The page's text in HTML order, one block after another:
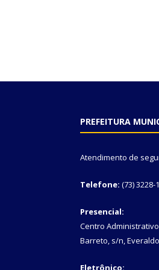
PREFEITURA
Atendimento de
Telefone: (73) 3228-
Presencial:
Centro
Barreto, s/n,
Eletrônico: